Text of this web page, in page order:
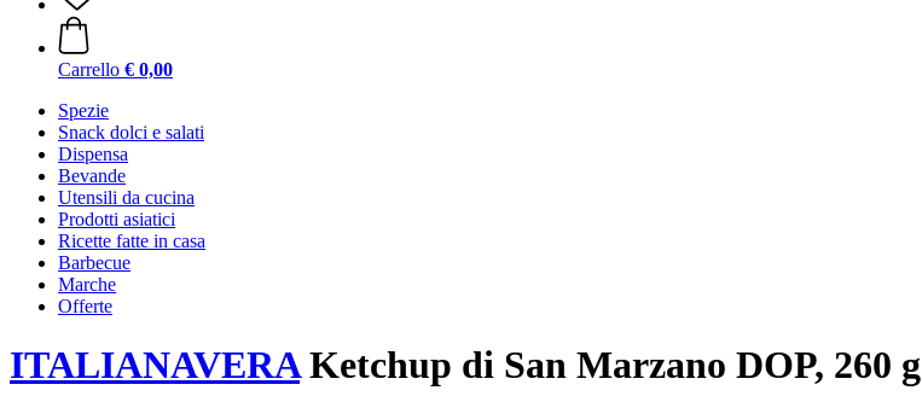
Carrello € 0,00
Spezie
Snack dolci e salati
Dispensa
Bevande
Utensili da cucina
Prodotti asiatici
Ricette fatte in casa
Barbecue
Marche
Offerte
ITALIANAVERAKetchup di San Marzano DOP, 260 g